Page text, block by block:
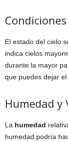
El estado del cielo
indica cielos
durante la mayor
que puedes dejar
Humedad y
La humedad
humedad podría